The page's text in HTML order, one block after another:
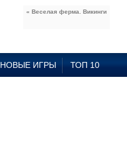
« Веселая ферма. Викинги
НОВЫЕ ИГРЫ ТОП 10